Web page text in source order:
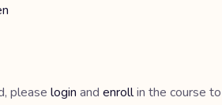
please login and enrollin the course to